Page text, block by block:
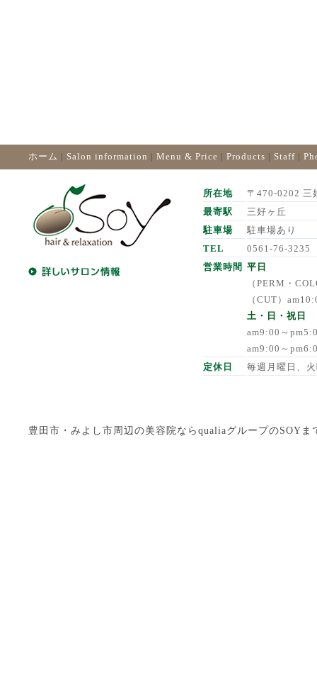
ホーム | Salon information | Menu & Price | Products | Staff |
所在地
〒470-0202 三
最寄駅
三好ヶ丘
駐車場
駐車場あり
TEL
0561-76-3235
営業時間 平日
（PERM・
（CUT）
土・日・祝日
am9:00～
am9:00～
定休日
毎週月曜日、
豊田市・みよし市周辺の美容院ならqualiaグループのSOY